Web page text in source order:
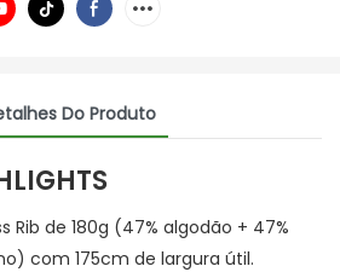
Do Produto
Rib de 180g (47% algodão + 47%
com 175cm de largura útil.